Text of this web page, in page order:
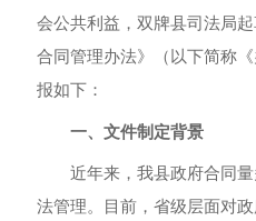
会公共利益 ， 双牌县司法局
合同管理办法》（以下简称《
报如下：
一、文件制定背景
近年来 ， 我县政府合同
法管理。 目前 ， 省级层面对